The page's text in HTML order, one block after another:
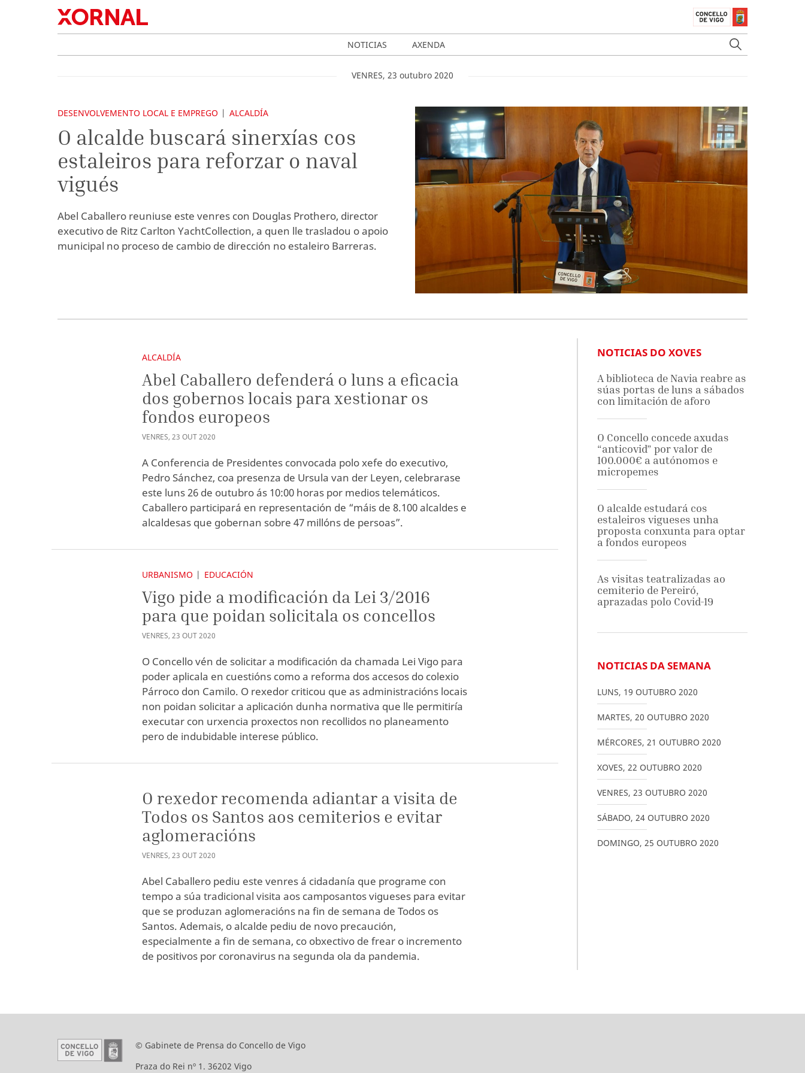
NOTICIAS AXENDA
VENRES, 23 outubro 2020
DESENVOLVEMENTO LOCAL E EMPREGO ALCALDÍA
O alcalde buscará sinerxías cos
estaleiros para reforzar o naval
vigués
Abel Caballero reuniuse este venres con Douglas Prothero, director
executivo de Ritz Carlton YachtCollection, a quen lle trasladou o apoio
municipal no proceso de cambio de dirección no estaleiro Barreras.
ALCALDÍA
Abel Caballero defenderá o luns a eficacia
dos gobernos locais para xestionar os
fondos europeos
VENRES,23 OUT2020
A Conferencia de Presidentes convocada polo xefe do executivo,
Pedro Sánchez, coa presenza de Ursula van der Leyen, celebrarase
este luns 26 de outubro ás 10:00 horas por medios telemáticos.
Caballero participará en representación de “máis de 8.100 alcaldes e
alcaldesas que gobernan sobre 47 millóns de persoas”.
URBANISMO EDUCACIÓN
Vigo pide a modificación da Lei 3/2016
para que poidan solicitala os concellos
VENRES,23 OUT2020
O Concello vén de solicitar a modificación da chamada Lei Vigo para
poder aplicala en cuestións como a reforma dos accesos do colexio
Párroco don Camilo. O rexedor criticou que as administracións locais
non poidan solicitar a aplicación dunha normativa que lle permitiría
executar con urxencia proxectos non recollidos no planeamento
pero de indubidable interese público.
O rexedor recomenda adiantar a visita de
Todos os Santos aos cemiterios e evitar
aglomeracións
VENRES,23 OUT2020
Abel Caballero pediu este venres á cidadanía que programe con
tempo a súa tradicional visita aos camposantos vigueses para evitar
que se produzan aglomeracións na fin de semana de Todos os
Santos. Ademais, o alcalde pediu de novo precaución,
especialmente a fin de semana, co obxectivo de frear o incremento
de positivos por coronavirus na segunda ola da pandemia.
NOTICIAS DO XOVES
A biblioteca de Navia reabre as
súas portas de luns a sábados
con limitación de aforo
O Concello concede axudas
“anticovid” por valor de
100.000€ a autónomos e
micropemes
O alcalde estudará cos
estaleiros vigueses unha
proposta conxunta para optar
a fondos europeos
As visitas teatralizadas ao
cemiterio de Pereiró,
aprazadas polo Covid-19
NOTICIAS DA SEMANA
LUNS, 19 OUTUBRO 2020
MARTES, 20 OUTUBRO 2020
MÉRCORES, 21 OUTUBRO 2020
XOVES, 22 OUTUBRO 2020
VENRES, 23 OUTUBRO 2020
SÁBADO, 24 OUTUBRO 2020
DOMINGO, 25 OUTUBRO 2020
© Gabinete de Prensa do Concello de Vigo
Praza do Rei nº 1. 36202 Vigo